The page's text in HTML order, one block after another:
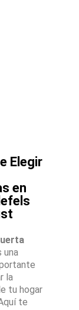
Elegir
en
una
la
tu hogar
te